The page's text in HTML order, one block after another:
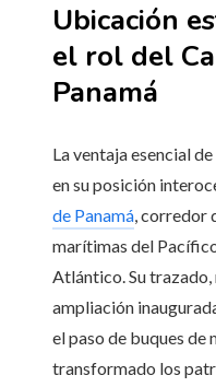
Ubicación
el rol del
Panamá
La ventaja esencial
en su posición
de Panamá, corredor
marítimas del
Atlántico. Su
ampliación
el paso de buques de
transformado los